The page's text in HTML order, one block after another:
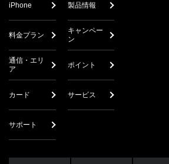
iPhone 製品情報
料金プラン
キャンペー
ン
通信・エリ
ア
ポイント
カード サービス
サポート